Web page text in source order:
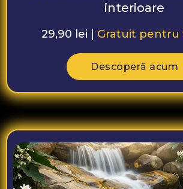
interioare
29,90 lei | Gratuit pentru
Descoperă acum